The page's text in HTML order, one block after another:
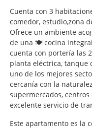
Cuenta con 3
comedor, estudio,zona
Ofrece un ambiente
de una 🍽️ cocina
cuenta con portería las
planta eléctrica, tanque
uno de los mejores
cercanía con la
supermercados,
excelente servicio de
Este apartamento es la